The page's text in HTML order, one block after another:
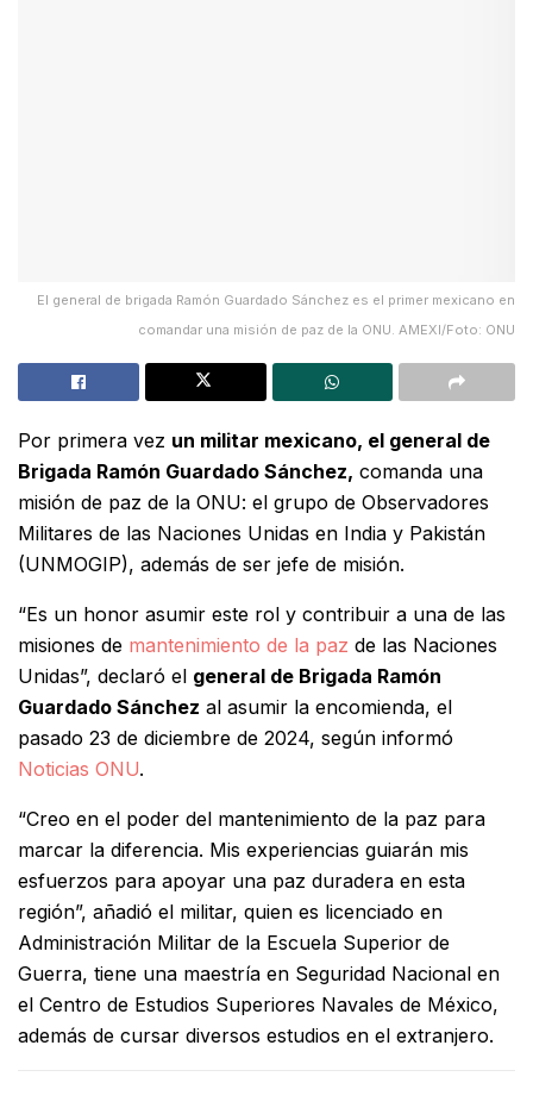
El general de brigada Ramón Guardado Sánchez es el primer mexicano en
comandar una misión de paz de la ONU. AMEXI/Foto: ONU
Por primera vez un militar mexicano, el general de
Brigada Ramón Guardado Sánchez, comanda una
misión de paz de la ONU: el grupo de Observadores
Militares de las Naciones Unidas en India y Pakistán
(UNMOGIP), además de ser jefe de misión.
“Es un honor asumir este rol y contribuir a una de las
misiones de mantenimiento de la paz de las Naciones
Unidas”, declaró el general de Brigada Ramón
Guardado Sánchez al asumir la encomienda, el
pasado 23 de diciembre de 2024, según informó
Noticias ONU.
“Creo en el poder del mantenimiento de la paz para
marcar la diferencia. Mis experiencias guiarán mis
esfuerzos para apoyar una paz duradera en esta
región”, añadió el militar, quien es licenciado en
Administración Militar de la Escuela Superior de
Guerra, tiene una maestría en Seguridad Nacional en
el Centro de Estudios Superiores Navales de México,
además de cursar diversos estudios en el extranjero.